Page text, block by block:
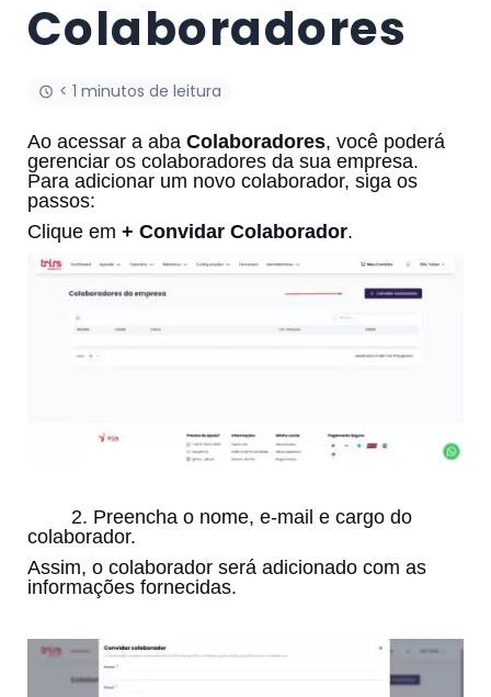
Colaboradores
< 1 minutos de leitura
Ao acessar a aba Colaboradores, você poderá
gerenciar os colaboradores da sua empresa.
Para adicionar um novo colaborador, siga os
passos:
Clique em + Convidar Colaborador.
2. Preencha o nome, e-mail e cargo do
colaborador.
Assim, o colaborador será adicionado com as
informações fornecidas.